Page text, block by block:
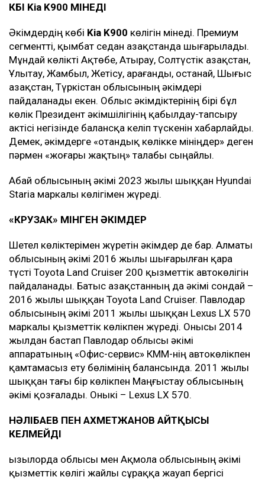
КӨБІ Kia K900 МІНЕДІ
Әкімдердің көбі Kia K900 көлігін мінеді. Премиум
сегментті, қымбат седан Қазақстанда шығарылады.
Мұндай көлікті Ақтөбе, Атырау, Солтүстік Қазақстан,
Ұлытау, Жамбыл, Жетісу, Қарағанды, Қостанай, Шығыс
Қазақстан, Түркістан облысының әкімдері
пайдаланады екен. Облыс әкімдіктерінің бірі бұл
көлік Президент әкімшілігінің қабылдау-тапсыру
актісі негізінде балансқа келіп түскенін хабарлайды.
Демек, әкімдерге «отандық көлікке мініңдер» деген
пәрмен «жоғары жақтың» талабы сыңайлы.
Абай облысының әкімі 2023 жылы шыққан Hyundai
Staria маркалы көлігімен жүреді.
«КРУЗАК» МІНГЕН ӘКІМДЕР
Шетел көліктерімен жүретін әкімдер де бар. Алматы
облысының әкімі 2016 жылы шығарылған қара
түсті Toyota Land Cruiser 200 қызметтік автокөлігін
пайдаланады. Батыс Қазақстанның да әкімі сондай –
2016 жылы шыққан Toyota Land Cruiser. Павлодар
облысының әкімі 2011 жылы шыққан Lexus LX 570
маркалы қызметтік көлікпен жүреді. Онысы 2014
жылдан бастап Павлодар облысы әкімі
аппаратының «Офис-сервис» КММ-нің автокөлікпен
қамтамасыз ету бөлімінің балансында. 2011 жылы
шыққан тағы бір көлікпен Маңғыстау облысының
әкімі қозғалады. Оныкі – Lexus LX 570.
НӘЛІБАЕВ ПЕН АХМЕТЖАНОВ АЙТҚЫСЫ
КЕЛМЕЙДІ
Қызылорда облысы мен Ақмола облысының әкімі
қызметтік көлігі жайлы сұраққа жауап бергісі